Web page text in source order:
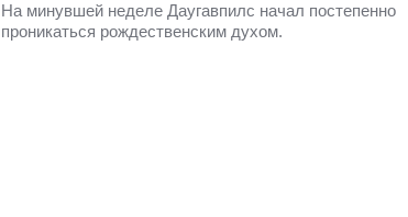
На минувшей неделе Даугавпилс начал постепенно
проникаться рождественским духом.